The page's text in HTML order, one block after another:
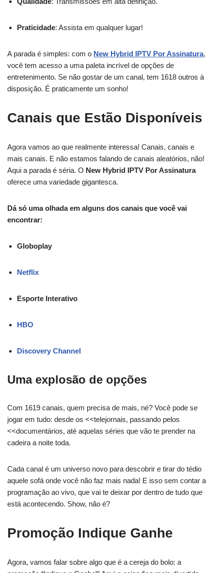
Praticidade: Assista em qualquer lugar!
A parada é simples: com o New Hybrid IPTV Por Assinatura,
você tem acesso a uma paleta incrível de opções de
entretenimento. Se não gostar de um canal, tem 1618 outros à
disposição. É praticamente um sonho!
Canais que Estão Disponíveis
Agora vamos ao que realmente interessa! Canais, canais e
mais canais. E não estamos falando de canais aleatórios, não!
Aqui a parada é séria. O New Hybrid IPTV Por Assinatura
oferece uma variedade gigantesca.
Dá só uma olhada em alguns dos canais que você vai
encontrar:
Globoplay
Netflix
Esporte Interativo
HBO
Discovery Channel
Uma explosão de opções
Com 1619 canais, quem precisa de mais, né? Você pode se
jogar em tudo: desde os <<telejornais, passando pelos
<<documentários, até aquelas séries que vão te prender na
cadeira a noite toda.
Cada canal é um universo novo para descobrir e tirar do tédio
aquele sofá onde você não faz mais nada! E isso sem contar a
programação ao vivo, que vai te deixar por dentro de tudo que
está acontecendo. Show, não é?
Promoção Indique Ganhe
Agora, vamos falar sobre algo que é a cereja do bolo: a